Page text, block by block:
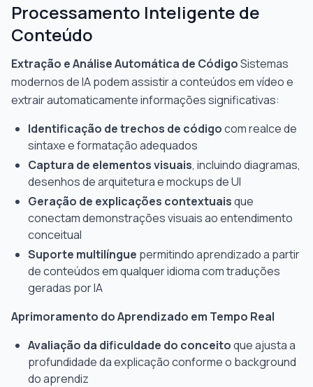
Processamento Inteligente de
Conteúdo
Extração e Análise Automática de CódigoSistemas
modernos de IA podem assistir a conteúdos em vídeo e
extrair automaticamente informações significativas:
Identificação de trechos de códigocom realce de
sintaxe e formatação adequados
Captura de elementos visuais, incluindo diagramas,
desenhos de arquitetura e mockups de UI
Geração de explicações contextuaisque
conectam demonstrações visuais ao entendimento
conceitual
Suporte multilíngue permitindo aprendizado a partir
de conteúdos em qualquer idioma com traduções
geradas por IA
Aprimoramento do Aprendizado em Tempo Real
Avaliação da dificuldade do conceitoque ajusta a
profundidade da explicação conforme o background
do aprendiz